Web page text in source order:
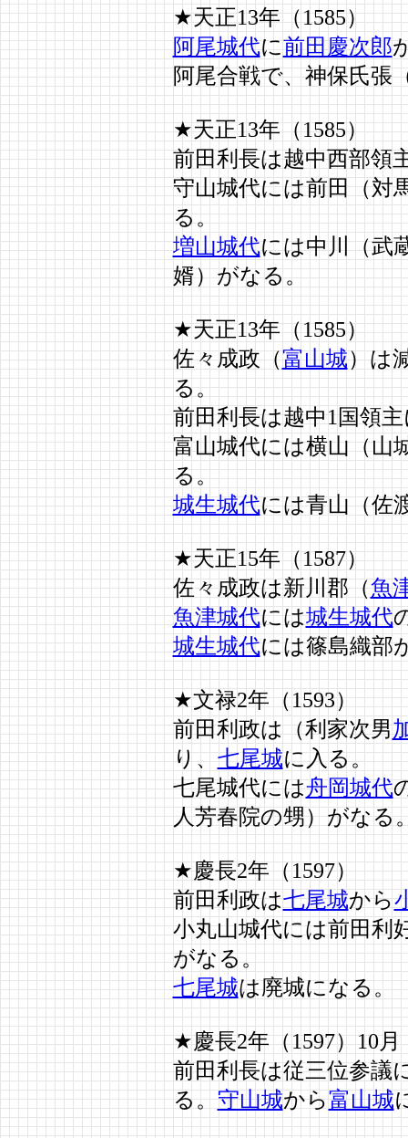
★天正13年（1585）
阿尾城代に前田慶次郎
阿尾合戦で、神保氏張
★天正13年（1585）
前田利長は越中西部領
守山城代には前田（対
る。
増山城代には中川（武
婿）がなる。
★天正13年（1585）
佐々成政（富山城）は
る。
前田利長は越中1国領
富山城代には横山（山
る。
城生城代には青山（佐
★天正15年（1587）
佐々成政は新川郡（魚
魚津城代には城生城代
城生城代には篠島織部
★文禄2年（1593）
前田利政は（利家次男
り、七尾城に入る。
七尾城代には舟岡城代
人芳春院の甥）がなる
★慶長2年（1597）
前田利政は七尾城から
小丸山城代には前田利
がなる。
七尾城は廃城になる。
★慶長2年（1597）10月
前田利長は従三位参議
る。守山城から富山城